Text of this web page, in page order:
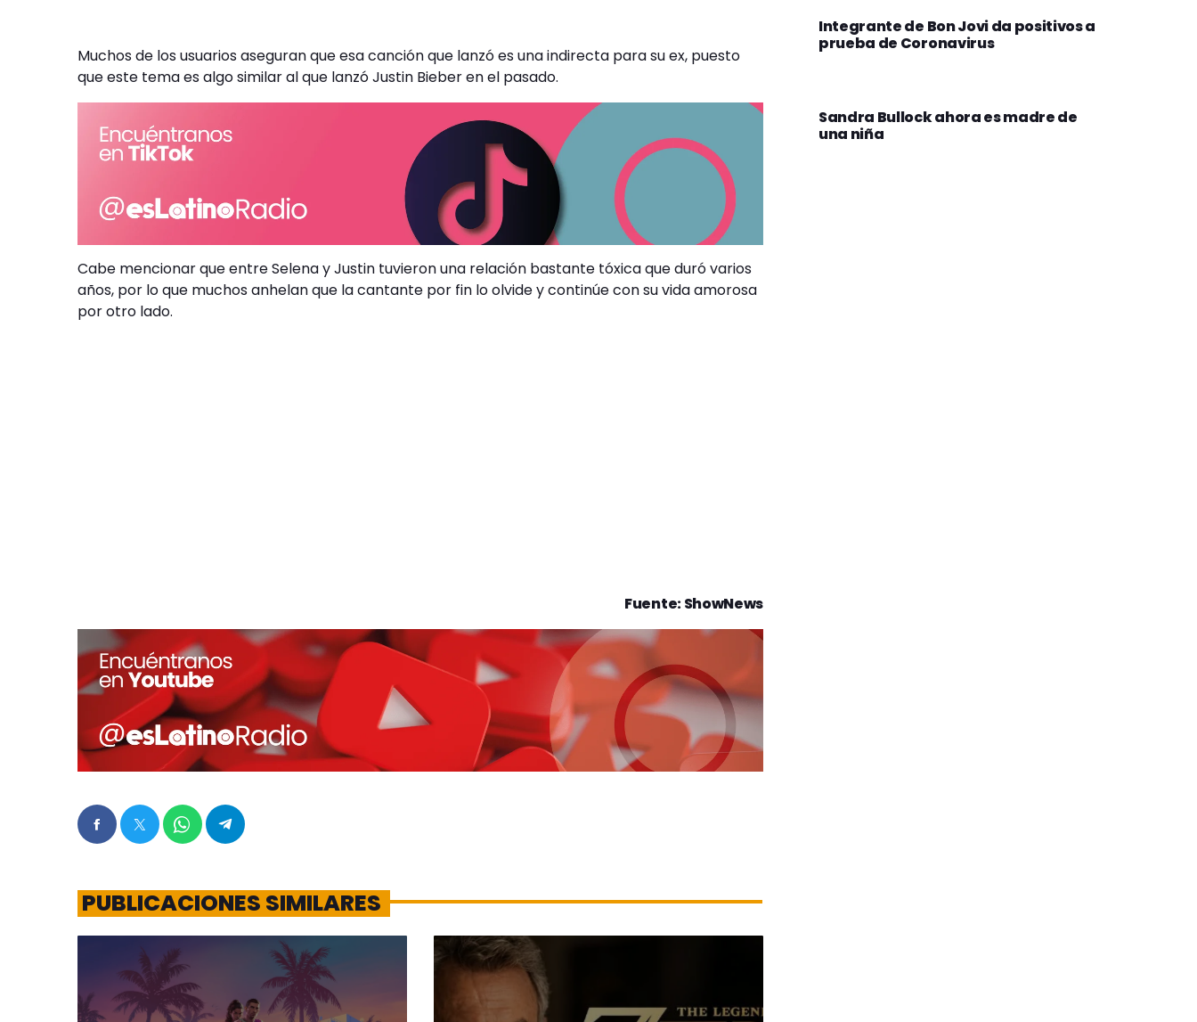
Muchos de los usuarios aseguran que esa canción que lanzó es una indirecta para su ex, puesto
que este tema es algo similar al que lanzó Justin Bieber en el pasado.
Cabe mencionar que entre Selena y Justin tuvieron una relación bastante tóxica que duró varios
años, por lo que muchos anhelan que la cantante por fin lo olvide y continúe con su vida amorosa
por otro lado.
Fuente: ShowNews
PUBLICACIONES SIMILARES
Integrante de Bon Jovi da positivos a
prueba de Coronavirus
Sandra Bullock ahora es madre de
una niña